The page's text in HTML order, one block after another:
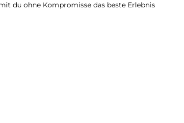
du ohne Kompromisse das beste Erlebnis